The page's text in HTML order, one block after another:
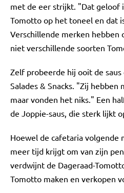
met de eer strijkt. "Dat geloof
Tomotto op het toneel en dat
Verschillende merken hebben
niet verschillende soorten
Zelf probeerde hij ooit de
Salades & Snacks. "Zij
maar vonden het niks." Een
de Joppie-saus, die sterk lijkt
Hoewel de cafetaria volgende
meer tijd krijgt om van zijn
verdwijnt de Dageraad-
Tomotto maken en verkopen